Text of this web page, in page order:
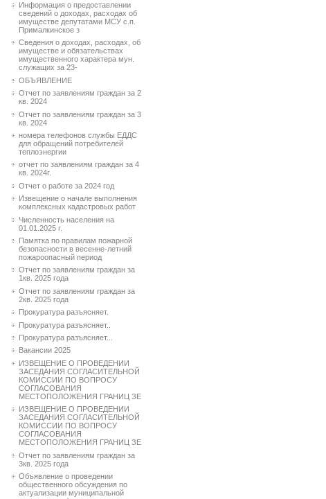
Информация о предоставлении
сведений о доходах, расходах об
имуществе депутатами МСУ с.п.
Прималкинское з
Сведения о доходах, расходах, об
имуществе и обязательствах
имущественного характера мун.
служащих за 23-
ОБЪЯВЛЕНИЕ
Отчет по заявлениям граждан за 2
кв. 2024
Отчет по заявлениям граждан за 3
кв. 2024
номера телефонов службы ЕДДС
для обращений потребителей
теплоэнергии
отчет по заявлениям граждан за 4
кв. 2024г.
Отчет о работе за 2024 год
Извещение о начале выполнения
комплексных кадастровых работ
Численность населения на
01.01.2025 г.
Памятка по правилам пожарной
безопасности в весенне-летний
пожароопасный период
Отчет по заявлениям граждан за
1кв. 2025 года
Отчет по заявлениям граждан за
2кв. 2025 года
Прокуратура разъясняет.
Прокуратура разъясняет..
Прокуратура разъясняет...
Вакансии 2025
ИЗВЕЩЕНИЕ О ПРОВЕДЕНИИ
ЗАСЕДАНИЯ СОГЛАСИТЕЛЬНОЙ
КОМИССИИ ПО ВОПРОСУ
СОГЛАСОВАНИЯ
МЕСТОПОЛОЖЕНИЯ ГРАНИЦ ЗЕ
ИЗВЕЩЕНИЕ О ПРОВЕДЕНИИ
ЗАСЕДАНИЯ СОГЛАСИТЕЛЬНОЙ
КОМИССИИ ПО ВОПРОСУ
СОГЛАСОВАНИЯ
МЕСТОПОЛОЖЕНИЯ ГРАНИЦ ЗЕ
Отчет по заявлениям граждан за
3кв. 2025 года
Объявление о проведении
общественного обсуждения по
актуализации муниципальной